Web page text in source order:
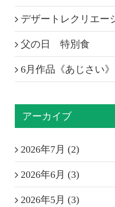
デザートレクリエー
父の日 特別食
6月作品《あじさい》
アーカイブ
2026年7月 (2)
2026年6月 (3)
2026年5月 (3)